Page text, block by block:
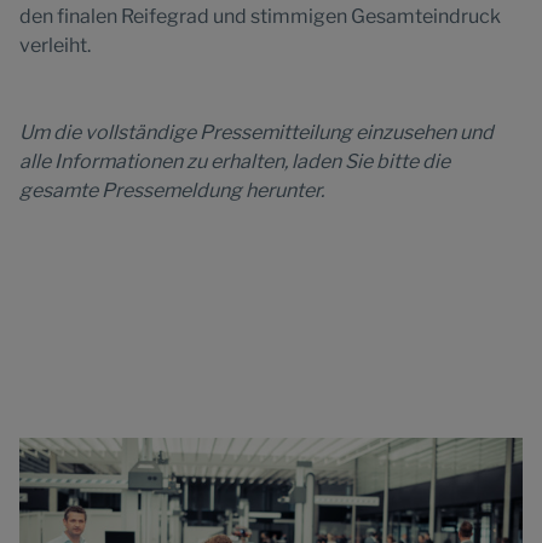
den finalen Reifegrad und stimmigen Gesamteindruck
verleiht.
Um die vollständige Pressemitteilung einzusehen und
alle Informationen zu erhalten, laden Sie bitte die
gesamte Pressemeldung herunter.